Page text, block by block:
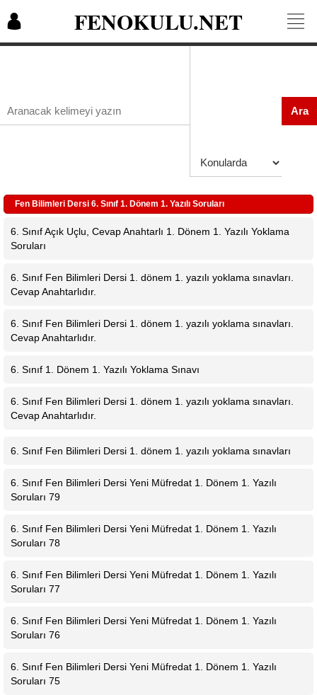
FENOKULU.NET
Ara
Fen Bilimleri Dersi 6. Sınıf 1. Dönem 1. Yazılı Soruları
6. Sınıf Açık Uçlu, Cevap Anahtarlı 1. Dönem 1. Yazılı Yoklama
Soruları
6. Sınıf Fen Bilimleri Dersi 1. dönem 1. yazılı yoklama sınavları.
Cevap Anahtarlıdır.
6. Sınıf Fen Bilimleri Dersi 1. dönem 1. yazılı yoklama sınavları.
Cevap Anahtarlıdır.
6. Sınıf 1. Dönem 1. Yazılı Yoklama Sınavı
6. Sınıf Fen Bilimleri Dersi 1. dönem 1. yazılı yoklama sınavları.
Cevap Anahtarlıdır.
6. Sınıf Fen Bilimleri Dersi 1. dönem 1. yazılı yoklama sınavları
6. Sınıf Fen Bilimleri Dersi Yeni Müfredat 1. Dönem 1. Yazılı
Soruları 79
6. Sınıf Fen Bilimleri Dersi Yeni Müfredat 1. Dönem 1. Yazılı
Soruları 78
6. Sınıf Fen Bilimleri Dersi Yeni Müfredat 1. Dönem 1. Yazılı
Soruları 77
6. Sınıf Fen Bilimleri Dersi Yeni Müfredat 1. Dönem 1. Yazılı
Soruları 76
6. Sınıf Fen Bilimleri Dersi Yeni Müfredat 1. Dönem 1. Yazılı
Soruları 75